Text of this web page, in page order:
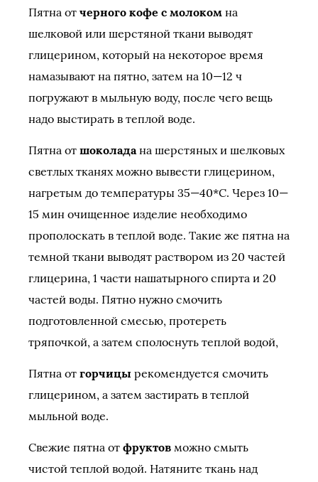
Пятна от черного кофе с молоком на
шелковой или шерстяной ткани выводят
глицерином, который на некоторое время
намазывают на пятно, затем на 10—12 ч
погружают в мыльную воду, после чего вещь
надо выстирать в теплой воде.
Пятна от шоколадана шерстяных и шелковых
светлых тканях можно вывести глицерином,
нагретым до температуры 35—40*С. Через 10—
15 мин очищенное изделие необходимо
прополоскать в теплой воде. Такие же пятна на
темной ткани выводят раствором из 20 частей
глицерина, 1 части нашатырного спирта и 20
частей воды. Пятно нужно смочить
подготовленной смесью, протереть
тряпочкой, а затем сполоснуть теплой водой,
Пятна от горчицы рекомендуется смочить
глицерином, а затем застирать в теплой
мыльной воде.
Свежие пятна от фруктов можно смыть
чистой теплой водой. Натяните ткань над